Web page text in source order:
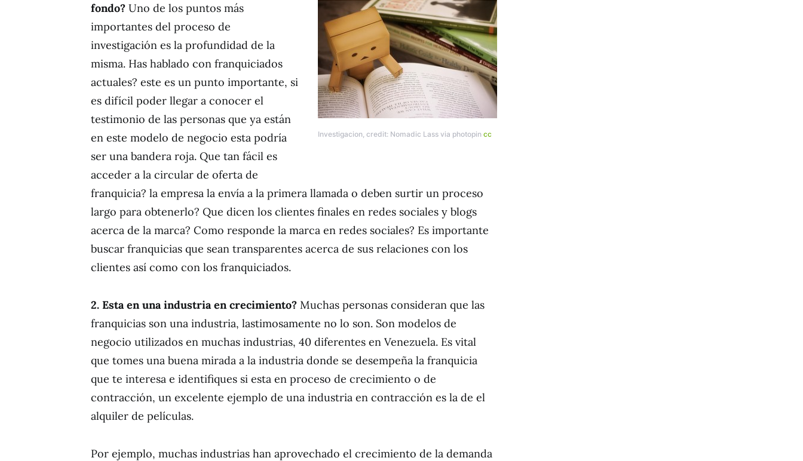
Investigacion, credit: Nomadic Lass via photopin cc
fondo? Uno de los puntos más
importantes del proceso de
investigación es la profundidad de la
misma. Has hablado con franquiciados
actuales? este es un punto importante, si
es difícil poder llegar a conocer el
testimonio de las personas que ya están
en este modelo de negocio esta podría
ser una bandera roja. Que tan fácil es
acceder a la circular de oferta de
franquicia? la empresa la envía a la primera llamada o deben surtir un proceso
largo para obtenerlo? Que dicen los clientes finales en redes sociales y blogs
acerca de la marca? Como responde la marca en redes sociales? Es importante
buscar franquicias que sean transparentes acerca de sus relaciones con los
clientes así como con los franquiciados.
2. Esta en una industria en crecimiento? Muchas personas consideran que las
franquicias son una industria, lastimosamente no lo son. Son modelos de
negocio utilizados en muchas industrias, 40 diferentes en Venezuela. Es vital
que tomes una buena mirada a la industria donde se desempeña la franquicia
que te interesa e identifiques si esta en proceso de crecimiento o de
contracción, un excelente ejemplo de una industria en contracción es la de el
alquiler de películas.
Por ejemplo, muchas industrias han aprovechado el crecimiento de la demanda